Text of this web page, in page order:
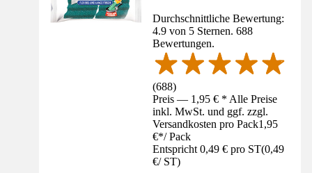
Durchschnittliche Bewertung:
4.9 von 5 Sternen. 688
Bewertungen.
(688)
Preis — 1,95 € * Alle Preise
inkl. MwSt. und ggf. zzgl.
Versandkosten pro Pack1,95
€*/ Pack
Entspricht 0,49 € pro ST(0,49
€/ ST)